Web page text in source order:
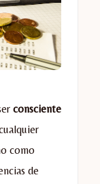
consciente
como
de